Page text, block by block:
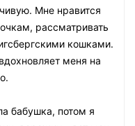
Мне нравится
рассматривать
кошками.
меня на
бабушка, потом я